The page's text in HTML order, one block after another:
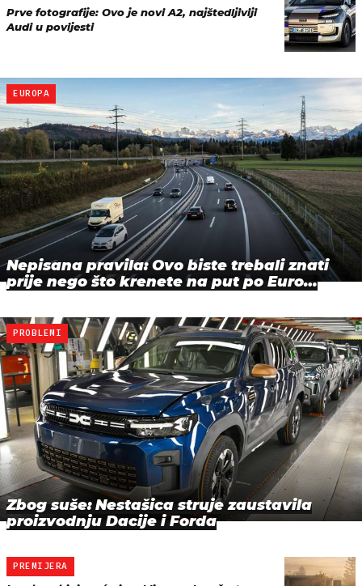
Prve fotografije: Ovo je novi A2, najštedljiviji
Audi u povijesti
EUROPA
Nepisana pravila: Ovo biste trebali znati
prije nego što krenete na put po Euro…
PROBLEMI
Zbog suše: Nestašica struje zaustavila
proizvodnju Dacije i Forda
PREMIJERA